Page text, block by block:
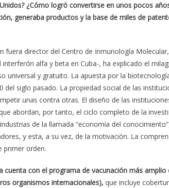
¿Cómo logró convertirse en unos pocos
generaba productos y la base de miles de
fuera director del Centro de Inmunología
alfa y beta en Cuba-, ha explicado el
universal y gratuito. La apuesta por la
del siglo pasado. La propiedad social de las
unas contra otras. El diseño de las
abordan, por tanto, el ciclo completo de la
de la llamada “economía del
y esta, a su vez, de la motivación. La
primer orden.
cuenta con el programa de vacunación más
organismos internacionales), que incluye